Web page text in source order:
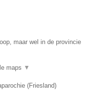
maar wel in de provincie
maps ▼
(Friesland)